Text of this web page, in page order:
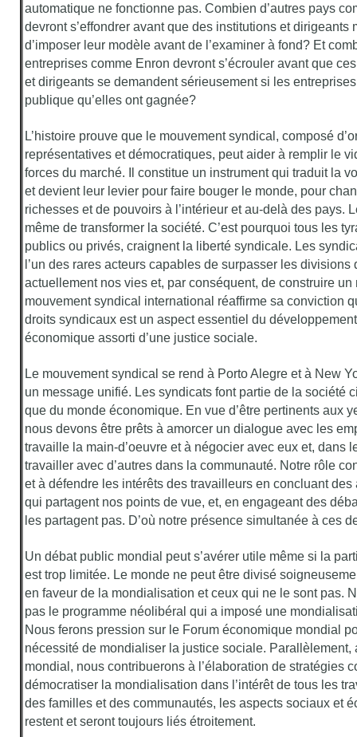
automatique ne fonctionne pas. Combien d’autres pays
devront s’effondrer avant que des institutions et dirigeants
d’imposer leur modèle avant de l’examiner à fond? Et
entreprises comme Enron devront s’écrouler avant que
et dirigeants se demandent sérieusement si les
publique qu’elles ont gagnée?
L’histoire prouve que le mouvement syndical, composé
représentatives et démocratiques, peut aider à remplir le
forces du marché. Il constitue un instrument qui traduit la
et devient leur levier pour faire bouger le monde, pour
richesses et de pouvoirs à l’intérieur et au-delà des pays.
même de transformer la société. C’est pourquoi tous les
publics ou privés, craignent la liberté syndicale. Les
l’un des rares acteurs capables de surpasser les divisions
actuellement nos vies et, par conséquent, de construire
mouvement syndical international réaffirme sa conviction
droits syndicaux est un aspect essentiel du
économique assorti d’une justice sociale.
Le mouvement syndical se rend à Porto Alegre et à New
un message unifié. Les syndicats font partie de la société
que du monde économique. En vue d’être pertinents aux
nous devons être prêts à amorcer un dialogue avec les
travaille la main-d’oeuvre et à négocier avec eux et, dans
travailler avec d’autres dans la communauté. Notre rôle
et à défendre les intérêts des travailleurs en concluant
qui partagent nos points de vue, et, en engageant des
les partagent pas. D’où notre présence simultanée à ces
Un débat public mondial peut s’avérer utile même si la
est trop limitée. Le monde ne peut être divisé
en faveur de la mondialisation et ceux qui ne le sont pas.
pas le programme néolibéral qui a imposé une
Nous ferons pression sur le Forum économique mondial
nécessité de mondialiser la justice sociale. Parallèlement,
mondial, nous contribuerons à l’élaboration de stratégies
démocratiser la mondialisation dans l’intérêt de tous les
des familles et des communautés, les aspects sociaux et
restent et seront toujours liés étroitement.